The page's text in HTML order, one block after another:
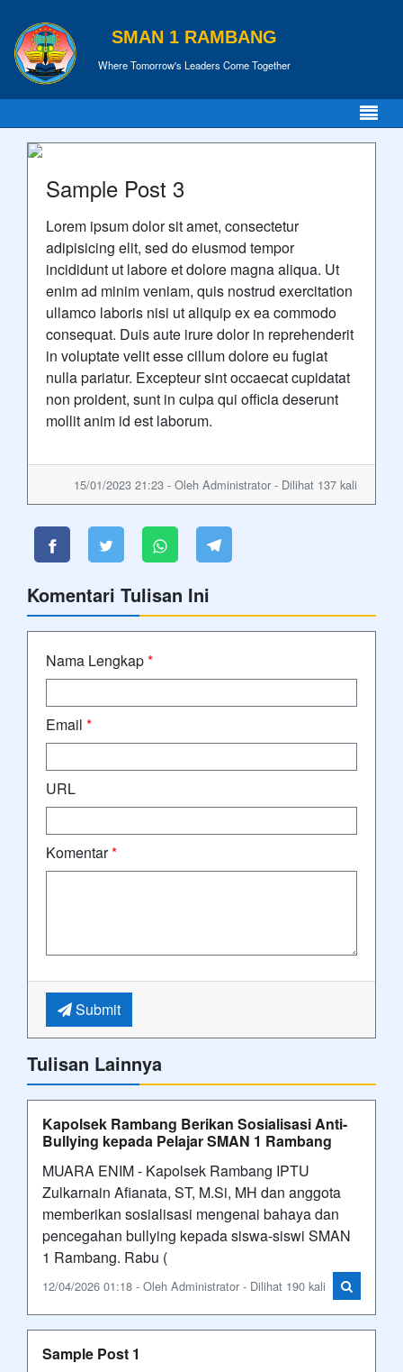
SMAN 1 RAMBANG
Where Tomorrow's Leaders Come Together
Sample Post 3
Lorem ipsum dolor sit amet, consectetur
adipisicing elit, sed do eiusmod tempor
incididunt ut labore et dolore magna aliqua. Ut
enim ad minim veniam, quis nostrud exercitation
ullamco laboris nisi ut aliquip ex ea commodo
consequat. Duis aute irure dolor in reprehenderit
in voluptate velit esse cillum dolore eu fugiat
nulla pariatur. Excepteur sint occaecat cupidatat
non proident, sunt in culpa qui officia deserunt
mollit anim id est laborum.
15/01/2023 21:23 - Oleh Administrator - Dilihat 137 kali
Komentari Tulisan Ini
Nama Lengkap*
Email *
URL
Komentar*
Submit
Tulisan Lainnya
Kapolsek Rambang Berikan Sosialisasi Anti-
Bullying kepada Pelajar SMAN 1 Rambang
MUARA ENIM - Kapolsek Rambang IPTU
Zulkarnain Afianata, ST, M.Si, MH dan anggota
memberikan sosialisasi mengenai bahaya dan
pencegahan bullying kepada siswa-siswi SMAN
1 Rambang. Rabu (
12/04/2026 01:18 - Oleh Administrator - Dilihat 190 kali
Sample Post 1